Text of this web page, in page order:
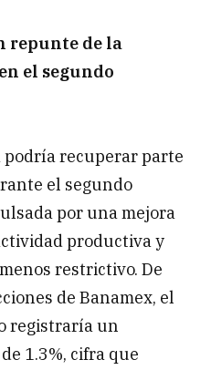
repunte de la
el segundo
podría recuperar parte
el segundo
por una mejora
productiva y
restrictivo. De
de Banamex, el
registraría un
1.3%, cifra que